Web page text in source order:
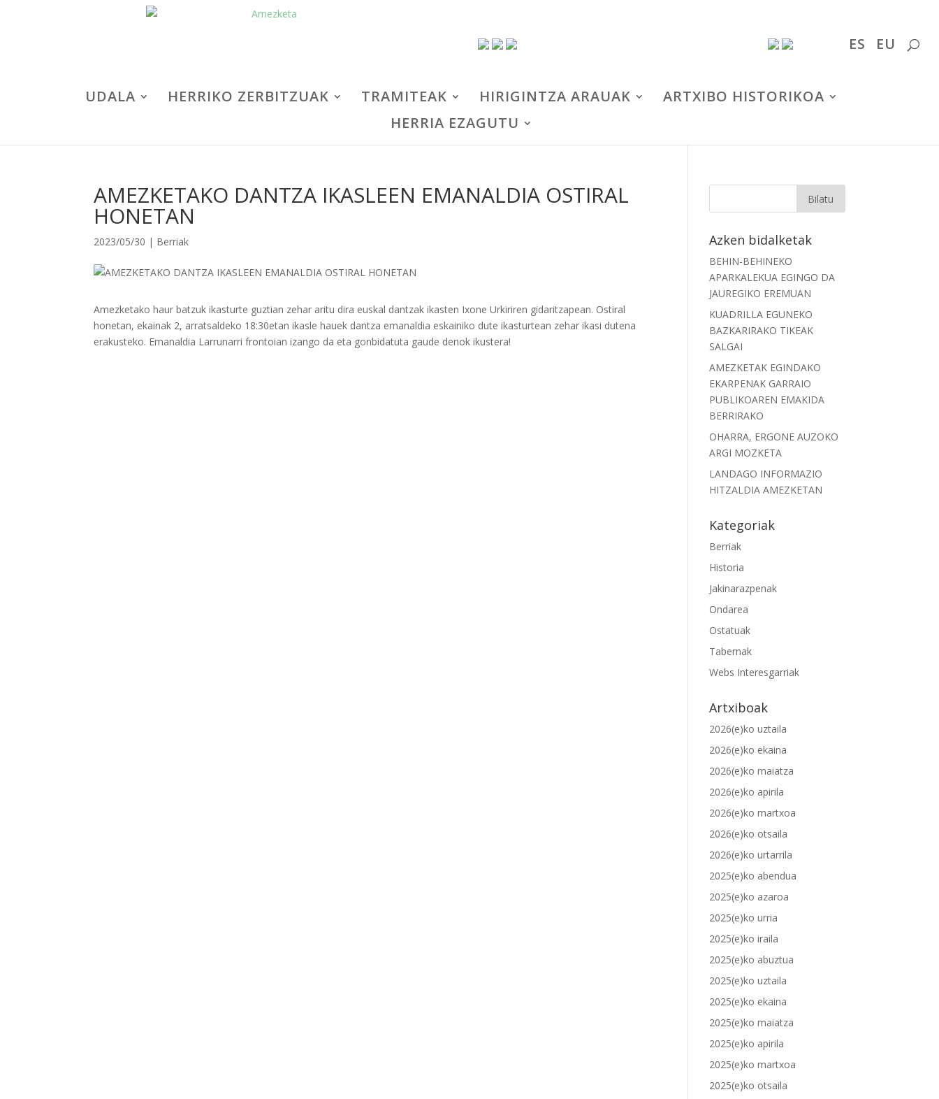
UDALA HERRIKO ZERBITZUAK TRAMITEAK HIRIGINTZA ARAUAK
ARTXIBO HISTORIKOA
HERRIA EZAGUTU
EU
ES
AMEZKETAKO DANTZA IKASLEEN EMANALDIA OSTIRAL
HONETAN
2023/05/30 | Berriak
Amezketako haur batzuk ikasturte guztian zehar aritu dira euskal dantzak ikasten Ixone Urkiriren gidaritzapean. Ostiral
honetan, ekainak 2, arratsaldeko 18:30etan ikasle hauek dantza emanaldia eskainiko dute ikasturtean zehar ikasi dutena
erakusteko. Emanaldia Larrunarri frontoian izango da eta gonbidatuta gaude denok ikustera!
Azken bidalketak
BEHIN-BEHINEKO
APARKALEKUA EGINGO DA
JAUREGIKO EREMUAN
KUADRILLA EGUNEKO
BAZKARIRAKO TIKEAK
SALGAI
AMEZKETAK EGINDAKO
EKARPENAK GARRAIO
PUBLIKOAREN EMAKIDA
BERRIRAKO
OHARRA, ERGONE AUZOKO
ARGI MOZKETA
LANDAGO INFORMAZIO
HITZALDIA AMEZKETAN
Kategoriak
Berriak
Historia
Jakinarazpenak
Ondarea
Ostatuak
Tabernak
Webs Interesgarriak
Artxiboak
2026(e)ko uztaila
2026(e)ko ekaina
2026(e)ko maiatza
2026(e)ko apirila
2026(e)ko martxoa
2026(e)ko otsaila
2026(e)ko urtarrila
2025(e)ko abendua
2025(e)ko azaroa
2025(e)ko urria
2025(e)ko iraila
2025(e)ko abuztua
2025(e)ko uztaila
2025(e)ko ekaina
2025(e)ko maiatza
2025(e)ko apirila
2025(e)ko martxoa
2025(e)ko otsaila